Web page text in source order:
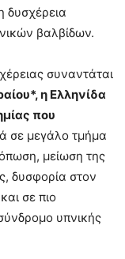
δυσχέρεια
βαλβίδων.
συναντάται
η Ελληνίδα
που
σε μεγάλο τμήμα
μείωση της
δυσφορία στον
σε πιο
υπνικής